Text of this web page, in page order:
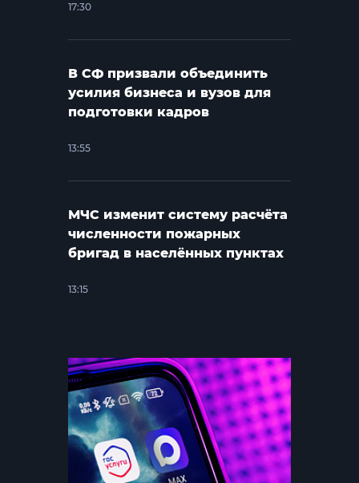
17:30
В СФ призвали объединить
усилия бизнеса и вузов для
подготовки кадров
13:55
МЧС изменит систему расчёта
численности пожарных
бригад в населённых пунктах
13:15